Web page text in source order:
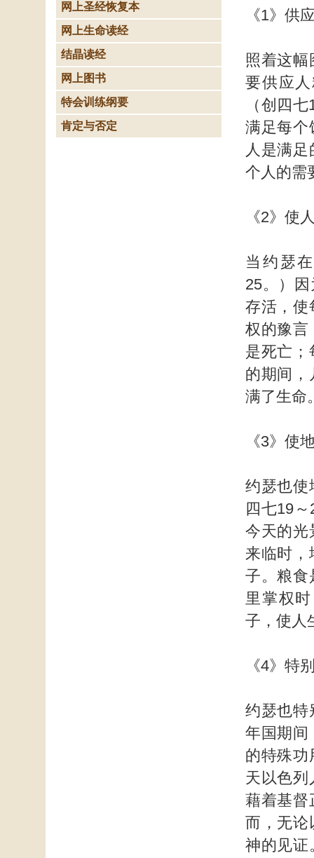
《1》供
照着这
要供应
（创四
满足每个
人是满
个人的需
《2》使
当约瑟
25。）
存活，使
权的豫言
是死亡；
的期间，
满了生命
《3》使
约瑟也使
四七19
今天的光
来临时，
子。粮食
里掌权
子，使人
《4》特
约瑟也特
年国期间
的特殊功
天以色列
藉着基督
而，无论
神的见证
网上圣经恢复本
网上生命读经
结晶读经
网上图书
特会训练纲要
肯定与否定